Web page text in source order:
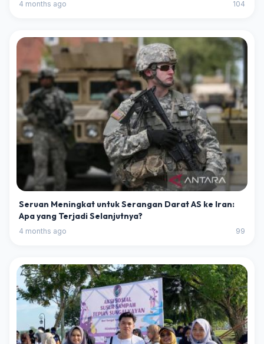
4 months ago 104
Seruan Meningkat untuk Serangan Darat AS ke Iran:
Apa yang Terjadi Selanjutnya?
4 months ago 99